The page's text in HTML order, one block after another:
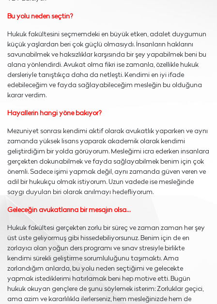
Bu yolu neden seçtin?
Hukuk fakültesini seçmemdeki en büyük etken, adalet duygumun
küçük yaşlardan beri çok güçlü olmasıydı. İnsanların haklarını
savunabilmek ve haksızlıklar karşısında bir şey yapabilmek beni bu
alana yönlendirdi. Avukat olma fikri ise zamanla, özellikle hukuk
dersleriyle tanıştıkça daha da netleşti. Kendimi en iyi ifade
edebileceğim ve fayda sağlayabileceğim mesleğin bu olduğuna
karar verdim.
Hayallerin hangi yöne bakıyor?
Mezuniyet sonrası kendimi aktif olarak avukatlık yaparken ve aynı
zamanda yüksek lisans yaparak akademik olarak kendimi
geliştirdiğim bir yolda görüyorum. Mesleğimi icra ederken insanlara
gerçekten dokunabilmek ve fayda sağlayabilmek benim için çok
önemli. Sadece işimi yapmak değil, aynı zamanda güven veren ve
adil bir hukukçu olmak istiyorum. Uzun vadede ise mesleğinde
saygı duyulan biri olarak anılmayı hedefliyorum.
Geleceğin avukatlarına bir mesajın olsa…
Hukuk fakültesi gerçekten zorlu bir süreç ve zaman zaman her şey
üst üste geliyormuş gibi hissedebiliyorsunuz. Benim için de en
zorlayıcı olan yoğun ders programı ve sınav stresiyle birlikte
kendimi sürekli geliştirme sorumluluğunu taşımaktı. Ama
zorlandığım anlarda, bu yolu neden seçtiğimi ve gelecekte
yapmak istediklerimi hatırlamak beni hep motive etti. Bugün
hukuk okuyan gençlere de şunu söylemek isterim: Zorluklar geçici,
ama azim ve kararlılıkla ilerlerseniz, hem mesleğinizde hem de